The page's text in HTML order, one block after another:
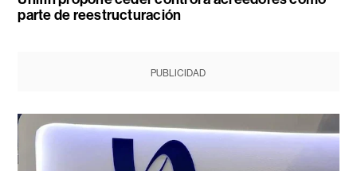
parte de reestructuración
PUBLICIDAD